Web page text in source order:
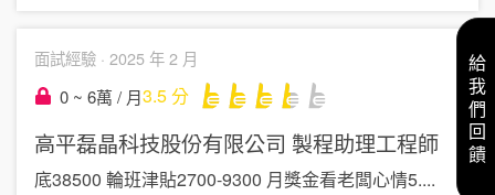
面試經驗 · 2025 年 2 月
0 ~ 6萬 / 月3.5分
高平磊晶科技股份有限公司 製程助理工程師
底38500 輪班津貼2700-9300 月獎金看老闆心情5....
給我們回饋